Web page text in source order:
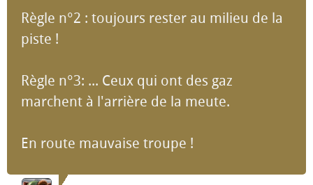
Règle n°2 : toujours rester au milieu de la
piste !
Règle n°3: ... Ceux qui ont des gaz
marchent à l'arrière de la meute.
En route mauvaise troupe !